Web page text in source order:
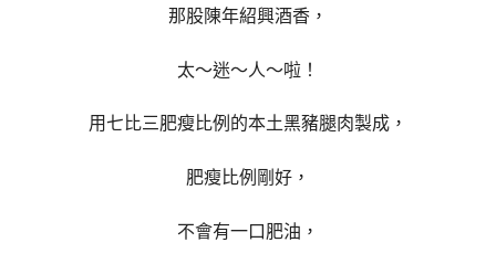
那股陳年紹興酒香，
太～迷～人～啦！
用七比三肥瘦比例的本土黑豬腿肉製成，
肥瘦比例剛好，
不會有一口肥油，